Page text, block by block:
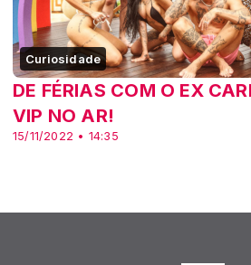
Curiosidade
15/11/2022 • 14:35
DE FÉRIAS COM O EX
VIP NO AR!